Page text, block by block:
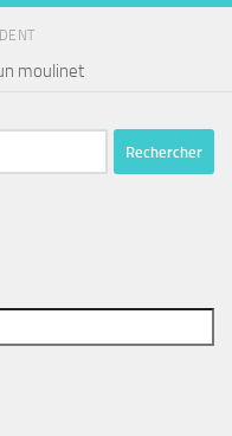
moulinet